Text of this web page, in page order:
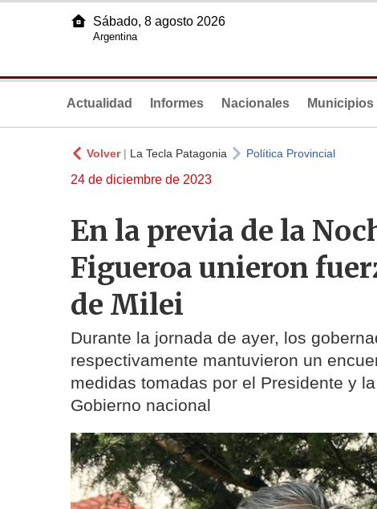
Sábado, 8 agosto 2026
Argentina
Actualidad Informes Nacionales Municipios
Volver| La Tecla Patagonia Política Provincial
24 de diciembre de 2023
En la previa de la
Figueroa unieron
de Milei
Durante la jornada de ayer, los
respectivamente mantuvieron un
medidas tomadas por el Presidente y
Gobierno nacional